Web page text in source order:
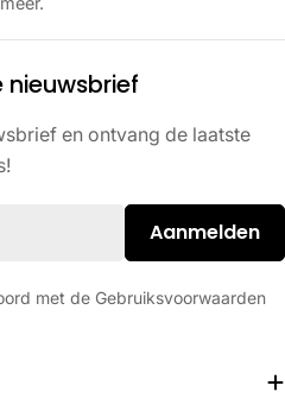
nieuwsbrief
en ontvang de laatste
Aanmelden
met de Gebruiksvoorwaarden